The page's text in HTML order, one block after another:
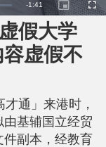
R
e
m
n
-1:41
P
i
c
t
u
r
e
-
c
t
r
e
F
u
假大学
虚假不
通」来港时，
基辅国立经贸
副本，经教育